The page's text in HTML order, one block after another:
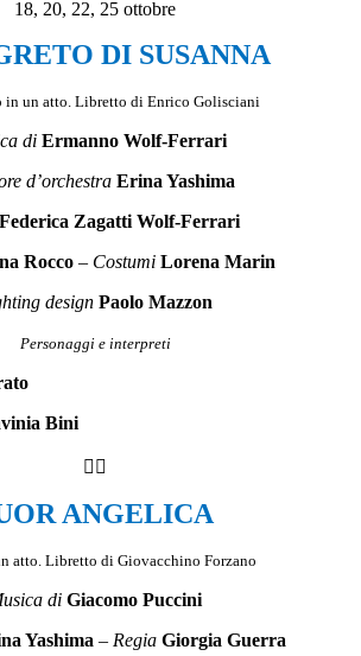
18, 20, 22, 25 ottobre
DI SUSANNA
in un atto. Libretto di Enrico Golisciani
di Ermanno Wolf-Ferrari
d’orchestra Erina Yashima
Federica Zagatti Wolf-Ferrari
Rocco – Costumi Lorena Marin
design Paolo Mazzon
Personaggi e interpreti
Bini

ANGELICA
atto. Libretto di Giovacchino Forzano
di Giacomo Puccini
Yashima – Regia Giorgia Guerra